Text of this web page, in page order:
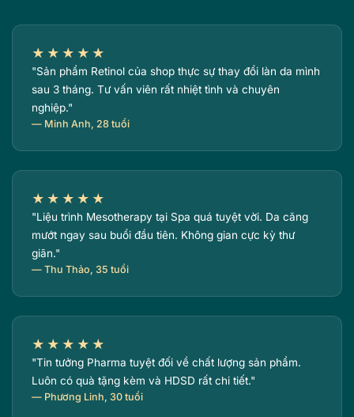
★★★★★
"Sản phẩm Retinol của shop thực sự thay đổi làn da mình
sau 3 tháng. Tư vấn viên rất nhiệt tình và chuyên
nghiệp."
— Minh Anh, 28 tuổi
★★★★★
"Liệu trình Mesotherapy tại Spa quá tuyệt vời. Da căng
mướt ngay sau buổi đầu tiên. Không gian cực kỳ thư
giãn."
— Thu Thảo, 35 tuổi
★★★★★
"Tin tưởng Pharma tuyệt đối về chất lượng sản phẩm.
Luôn có quà tặng kèm và HDSD rất chi tiết."
— Phương Linh, 30 tuổi